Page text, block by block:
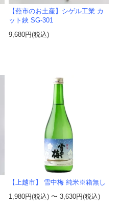
【燕市のお土産】シゲル工業 カ
ット鋏 SG-301
9,680円(税込)
【上越市】 雪中梅 純米※箱無し
1,980円(税込) 〜 3,630円(税込)